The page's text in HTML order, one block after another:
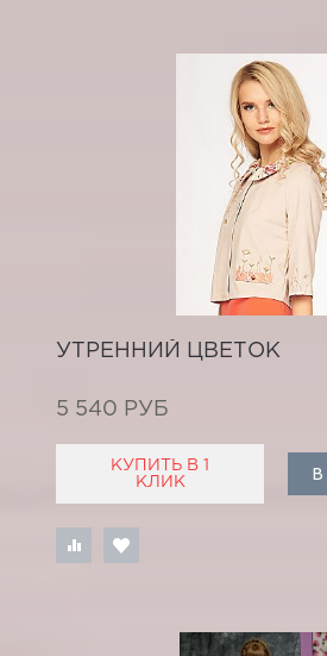
УТРЕННИЙ ЦВЕТОК
5 540 РУБ
КУПИТЬ В 1
КЛИК
В